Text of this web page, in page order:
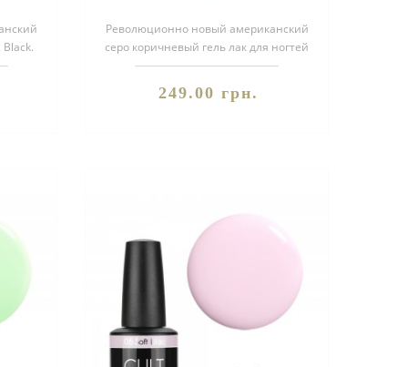
Революционно новый американский
серо коричневый гель лак для ногтей
CULT №03 Thunder.Благодаря своей..
249.00 грн.